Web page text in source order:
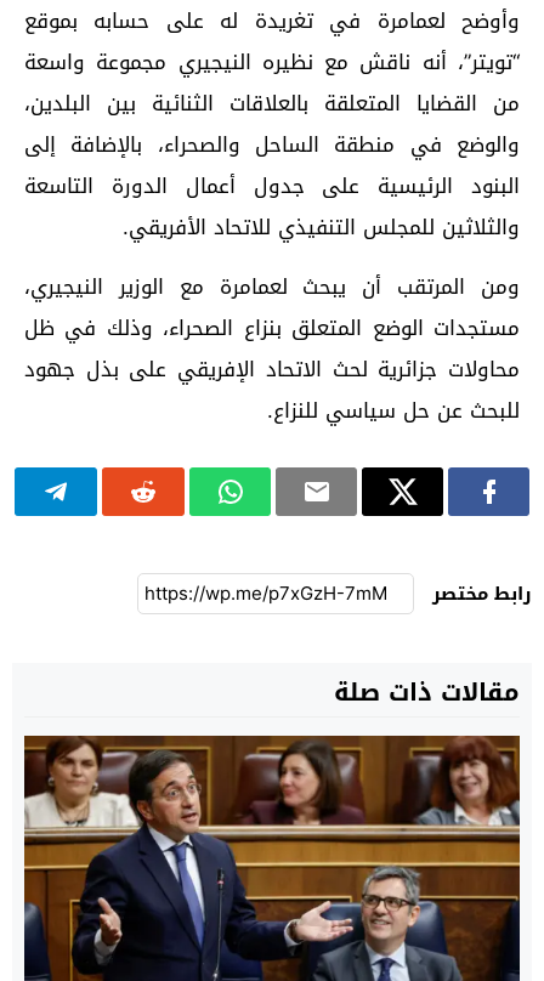
وأوضح لعمامرة في تغريدة له على حسابه بموقع
“تويتر”، أنه ناقش مع نظيره النيجيري مجموعة واسعة
من القضايا المتعلقة بالعلاقات الثنائية بين البلدين،
والوضع في منطقة الساحل والصحراء، بالإضافة إلى
البنود الرئيسية على جدول أعمال الدورة التاسعة
والثلاثين للمجلس التنفيذي للاتحاد الأفريقي.
ومن المرتقب أن يبحث لعمامرة مع الوزير النيجيري،
مستجدات الوضع المتعلق بنزاع الصحراء، وذلك في ظل
محاولات جزائرية لحث الاتحاد الإفريقي على بذل جهود
للبحث عن حل سياسي للنزاع.
رابط مختصر
مقالات ذات صلة